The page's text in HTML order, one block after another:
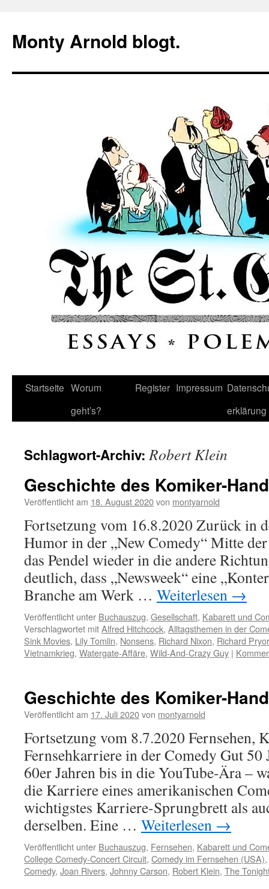
springen
Monty Arnold blogt.
Startseite Worum
geht’s?
Register Impressum
erklärung
Schlagwort-Archiv:Robert Klein
Geschichte des Komiker-
Veröffentlicht am 18. August 2020von montyarnold
Fortsetzung vom 16.8.2020 Zurück in
Humor in der „New Comedy“ Mitte
das Pendel wieder in die andere
deutlich, dass „Newsweek“ eine
Branche am Werk … Weiterlesen →
Veröffentlicht unter Buchauszug, Gesellschaft, Kabarett und
Verschlagwortet mitAlfred Hitchcock, Alltagsthemen in der
Sink Movies, Lily Tomlin, Nonsens, Richard Nixon, Richard Pryor
Vietnamkrieg, Watergate-Affäre, Wild-And-Crazy Guy |
Geschichte des Komiker-
Veröffentlicht am 17. Juli 2020von montyarnold
Fortsetzung vom 8.7.2020 Fernsehen,
Fernsehkarriere in der Comedy Gut 50
60er Jahren bis in die YouTube-Ära –
die Karriere eines amerikanischen
wichtigstes Karriere-Sprungbrett als
derselben. Eine … Weiterlesen →
Veröffentlicht unter Buchauszug, Fernsehen, Kabarett und
College Comedy-Concert Circuit, Comedy im Fernsehen (USA),
Comedy, Joan Rivers, Johnny Carson, Robert Klein, The